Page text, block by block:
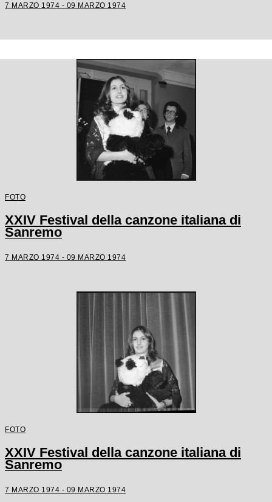
7 MARZO 1974 - 09 MARZO 1974
FOTO
XXIV Festival della canzone italiana di
Sanremo
7 MARZO 1974 - 09 MARZO 1974
FOTO
XXIV Festival della canzone italiana di
Sanremo
7 MARZO 1974 - 09 MARZO 1974